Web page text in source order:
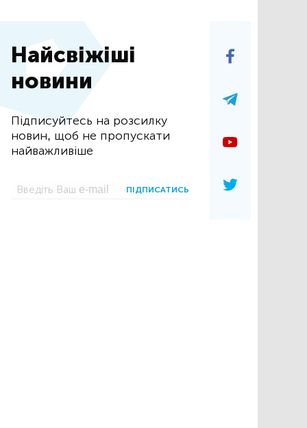
Найсвіжіші
новини
Підписуйтесь на розсилку
новин, щоб не пропускати
найважливіше
ПІДПИСАТИСЬ